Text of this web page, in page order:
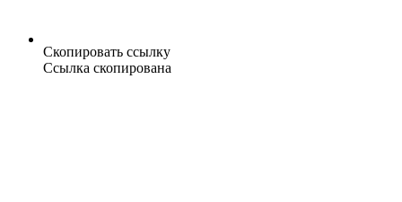
Скопировать ссылку
Ссылка скопирована